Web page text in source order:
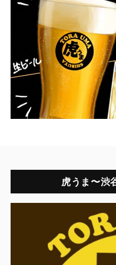
虎うま〜渋